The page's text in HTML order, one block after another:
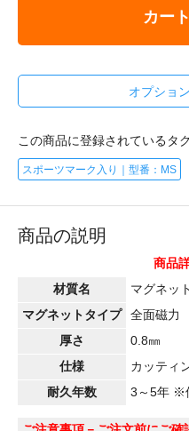
カー
オプショ
この商品に登録されているタ
スポーツマーク入り｜型番：MS
商品の説明
商品
材質名
マグネッ
マグネットタイプ
全面磁力
厚さ
0.8㎜
仕様
カッティ
耐久年数
3～5年 ※